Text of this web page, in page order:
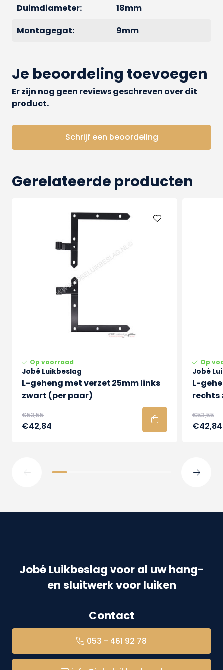
Voor ons gehele assortimentgehengen
klikken.
Duimdiameter:
18mm
Montagegat:
9mm
Je beoordeling toevoegen
Er zijn nog geen reviews geschreven over dit
product.
Schrijf een beoordeling
Gerelateerde producten
Op voorraad
Jobé Luikbeslag
L-geheng met verzet 25mm links
zwart (per paar)
€53,55
€42,84
Op
Jobé
L-
rechts
€53,55
€42,84
Jobé Luikbeslag voor al uw hang-
en sluitwerk voor luiken
Contact
053 - 461 92 78